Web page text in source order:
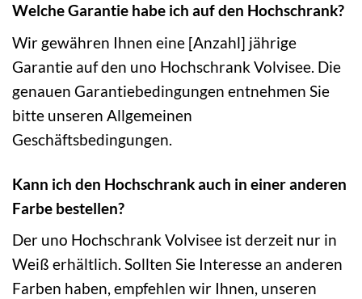
Welche Garantie habe ich auf den Hochschrank?
Wir gewähren Ihnen eine [Anzahl] jährige
Garantie auf den uno Hochschrank Volvisee. Die
genauen Garantiebedingungen entnehmen Sie
bitte unseren Allgemeinen
Geschäftsbedingungen.
Kann ich den Hochschrank auch in einer anderen
Farbe bestellen?
Der uno Hochschrank Volvisee ist derzeit nur in
Weiß erhältlich. Sollten Sie Interesse an anderen
Farben haben, empfehlen wir Ihnen, unseren